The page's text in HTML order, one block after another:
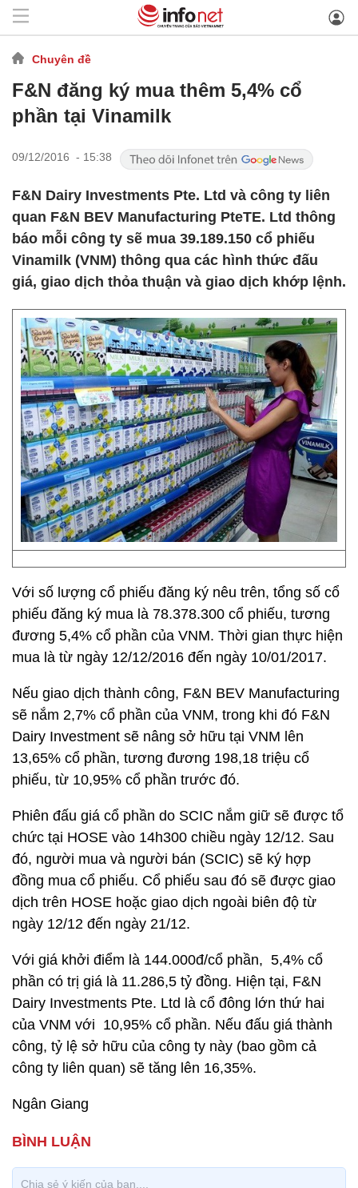
Chuyên đề
F&N đăng ký mua thêm 5,4% cổ
phần tại Vinamilk
09/12/2016 - 15:38
F&N Dairy Investments Pte. Ltd và công ty liên
quan F&N BEV Manufacturing PteTE. Ltd thông
báo mỗi công ty sẽ mua 39.189.150 cổ phiếu
Vinamilk (VNM) thông qua các hình thức đấu
giá, giao dịch thỏa thuận và giao dịch khớp lệnh.
Với số lượng cổ phiếu đăng ký nêu trên, tổng số cổ
phiếu đăng ký mua là 78.378.300 cổ phiếu, tương
đương 5,4% cổ phần của VNM. Thời gian thực hiện
mua là từ ngày 12/12/2016 đến ngày 10/01/2017.
Nếu giao dịch thành công, F&N BEV Manufacturing
sẽ nắm 2,7% cổ phần của VNM, trong khi đó F&N
Dairy Investment sẽ nâng sở hữu tại VNM lên
13,65% cổ phần, tương đương 198,18 triệu cổ
phiếu, từ 10,95% cổ phần trước đó.
Phiên đấu giá cổ phần do SCIC nắm giữ sẽ được tổ
chức tại HOSE vào 14h300 chiều ngày 12/12. Sau
đó, người mua và người bán (SCIC) sẽ ký hợp
đồng mua cổ phiếu. Cổ phiếu sau đó sẽ được giao
dịch trên HOSE hoặc giao dịch ngoài biên độ từ
ngày 12/12 đến ngày 21/12.
Với giá khởi điểm là 144.000đ/cổ phần, 5,4% cổ
phần có trị giá là 11.286,5 tỷ đồng. Hiện tại, F&N
Dairy Investments Pte. Ltd là cổ đông lớn thứ hai
của VNM với 10,95% cổ phần. Nếu đấu giá thành
công, tỷ lệ sở hữu của công ty này (bao gồm cả
công ty liên quan) sẽ tăng lên 16,35%.
Ngân Giang